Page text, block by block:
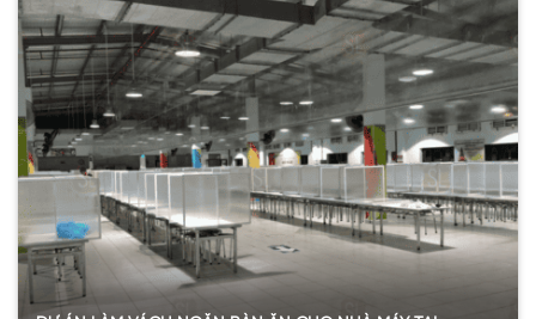
Hạng mục:Tấm Poly đặc ruột
Sản phẩm:Tấm polycarbonate đặc ruột 10mm
Thông số:
Dày 10mm – màu trắng trong
Năm: 2023
Xem thêm